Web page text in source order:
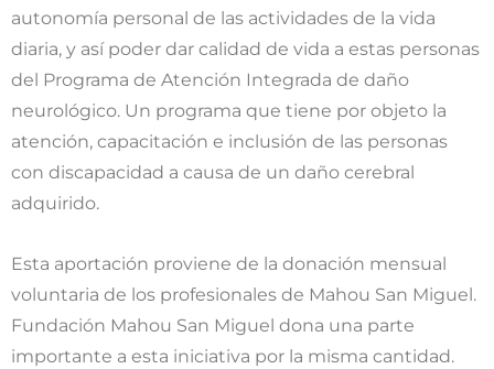
autonomía personal de las actividades de la vida
diaria, y así poder dar calidad de vida a estas personas
del Programa de Atención Integrada de daño
neurológico. Un programa que tiene por objeto la
atención, capacitación e inclusión de las personas
con discapacidad a causa de un daño cerebral
adquirido.
Esta aportación proviene de la donación mensual
voluntaria de los profesionales de Mahou San Miguel.
Fundación Mahou San Miguel dona una parte
importante a esta iniciativa por la misma cantidad.